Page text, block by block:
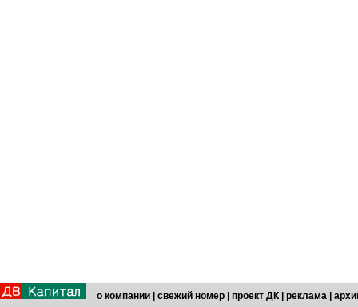
о компании свежий номер проект ДК реклама